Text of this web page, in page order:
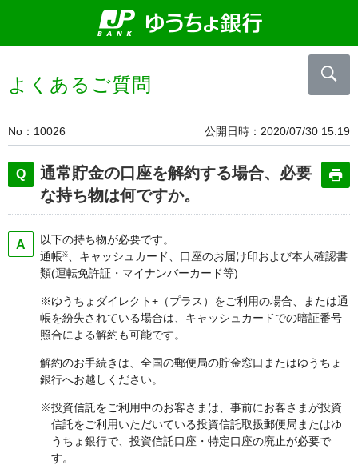
よくあるご質問
No 10026 公開日時 2020/07/30 15:19
通常貯金の口座を解約する場合、必要
な持ち物は何ですか。
以下の持ち物が必要です。
通帳※
、キャッシュカード、口座のお届け印および本人確認書
類(運転免許証・マイナンバーカード等)
※ゆうちょダイレクト+（プラス）をご利用の場合、または通
帳を紛失されている場合は、キャッシュカードでの暗証番号
照合による解約も可能です。
解約のお手続きは、全国の郵便局の貯金窓口またはゆうちょ
銀行へお越しください。
※投資信託をご利用中のお客さまは、事前にお客さまが投資
信託をご利用いただいている投資信託取扱郵便局またはゆ
うちょ銀行で、投資信託口座・特定口座の廃止が必要で
す。